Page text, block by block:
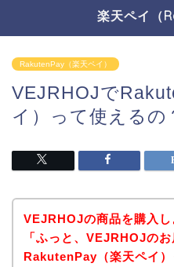
楽天ペイ（
RakutenPay（楽天ペイ）
VEJRHOJで
イ）って使えるの
VEJRHOJの商品を購入し
「ふっと、VEJRHOJのお
RakutenPay（楽天ペイ）